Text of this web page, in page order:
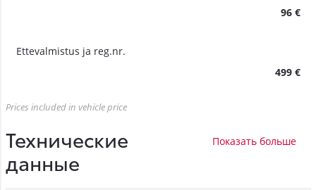
96 €
Ettevalmistus ja reg.nr.
499 €
Prices included in vehicle price
Технические
данные